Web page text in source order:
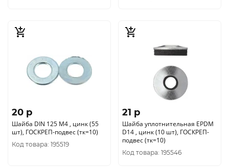
20 p
Шайба DIN 125 М4 , цинк (55
шт), ГОСКРЕП-подвес (тк=10)
Код товара: 195519
21 p
Шайба уплотнительная EPDM
D14 , цинк (10 шт), ГОСКРЕП-
подвес (тк=10)
Код товара: 195546